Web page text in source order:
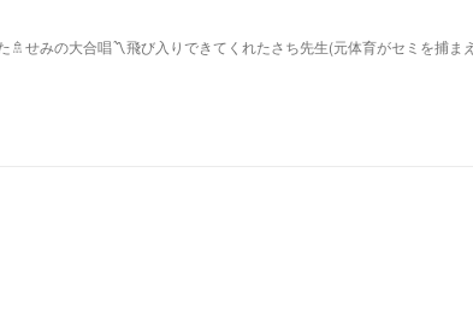
🚿せみの大合唱〽飛び入りできてくれたさち先生(元体育がセミを捕ま